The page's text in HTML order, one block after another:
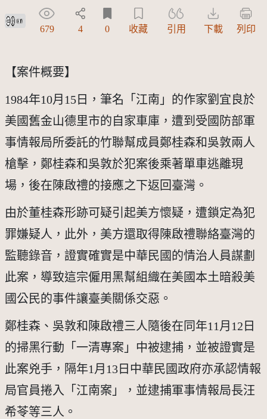
創用CC姓名標示 3.0 台灣及其後版本(CC BY 3.0 TW +)
679 4 0 收藏 引用 下載 列印
【案件概要】
1984年10月15日，筆名「江南」的作家劉宜良於
美國舊金山德里市的自家車庫，遭到受國防部軍
事情報局所委託的竹聯幫成員鄭桂森和吳敦兩人
槍擊，鄭桂森和吳敦於犯案後乘著單車逃離現
場，後在陳啟禮的接應之下返回臺灣。
由於董桂森形跡可疑引起美方懷疑，遭鎖定為犯
罪嫌疑人，此外，美方還取得陳啟禮聯絡臺灣的
監聽錄音，證實確實是中華民國的情治人員謀劃
此案，導致這宗僱用黑幫組織在美國本土暗殺美
國公民的事件讓臺美關係交惡。
鄭桂森、吳敦和陳啟禮三人隨後在同年11月12日
的掃黑行動「一清專案」中被逮捕，並被證實是
此案兇手，隔年1月13日中華民國政府亦承認情報
局官員捲入「江南案」，並逮捕軍事情報局長汪
希苓等三人。